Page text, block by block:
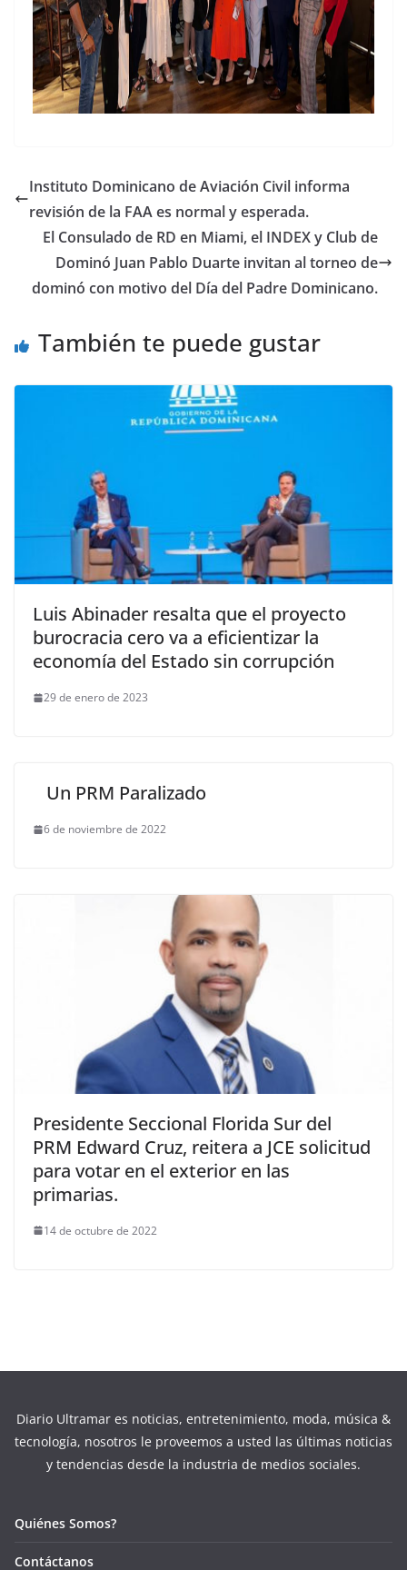
Instituto Dominicano de Aviación Civil informa
revisión de la FAA es normal y esperada.
El Consulado de RD en Miami, el INDEX y Club de
Dominó Juan Pablo Duarte invitan al torneo de
dominó con motivo del Día del Padre Dominicano.
También te puede gustar
Luis Abinader resalta que el proyecto
burocracia cero va a eficientizar la
economía del Estado sin corrupción
29 de enero de 2023
Un PRM Paralizado
6 de noviembre de 2022
Presidente Seccional Florida Sur del
PRM Edward Cruz, reitera a JCE solicitud
para votar en el exterior en las
primarias.
14 de octubre de 2022
Diario Ultramar es noticias, entretenimiento, moda, música &
tecnología, nosotros le proveemos a usted las últimas noticias
y tendencias desde la industria de medios sociales.
Quiénes Somos?
Contáctanos